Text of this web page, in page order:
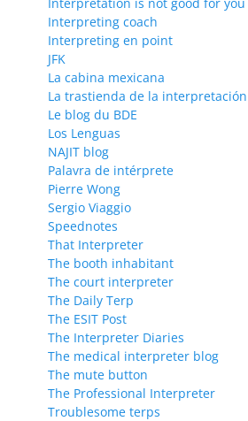
Interpreting coach
Interpreting en point
JFK
La cabina mexicana
La trastienda de la interpretación
Le blog du BDE
Los Lenguas
NAJIT blog
Palavra de intérprete
Pierre Wong
Sergio Viaggio
Speednotes
That Interpreter
The booth inhabitant
The court interpreter
The Daily Terp
The ESIT Post
The Interpreter Diaries
The medical interpreter blog
The mute button
The Professional Interpreter
Troublesome terps